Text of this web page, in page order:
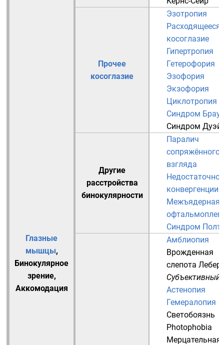
Глазные
мышцы,
Бинокулярное
зрение,
Аккомодация
Прочее
косоглазие
Эзотропия
Расходящееся
косоглазие
Гипертропия
Гетерофория
Эзофория
Экзофория
Циклотропия
Синдром
Синдром
Другие
расстройства
бинокулярности
Паралич
сопряжённого
взгляда
конвергенции
Межъядерная
Синдром
Амблиопия
Врожденная
слепота
Субъективный
Астенопия
Гемералопия
Светобоязнь
Photophobia
Мерцательная